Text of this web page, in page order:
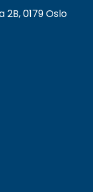
0179 Oslo